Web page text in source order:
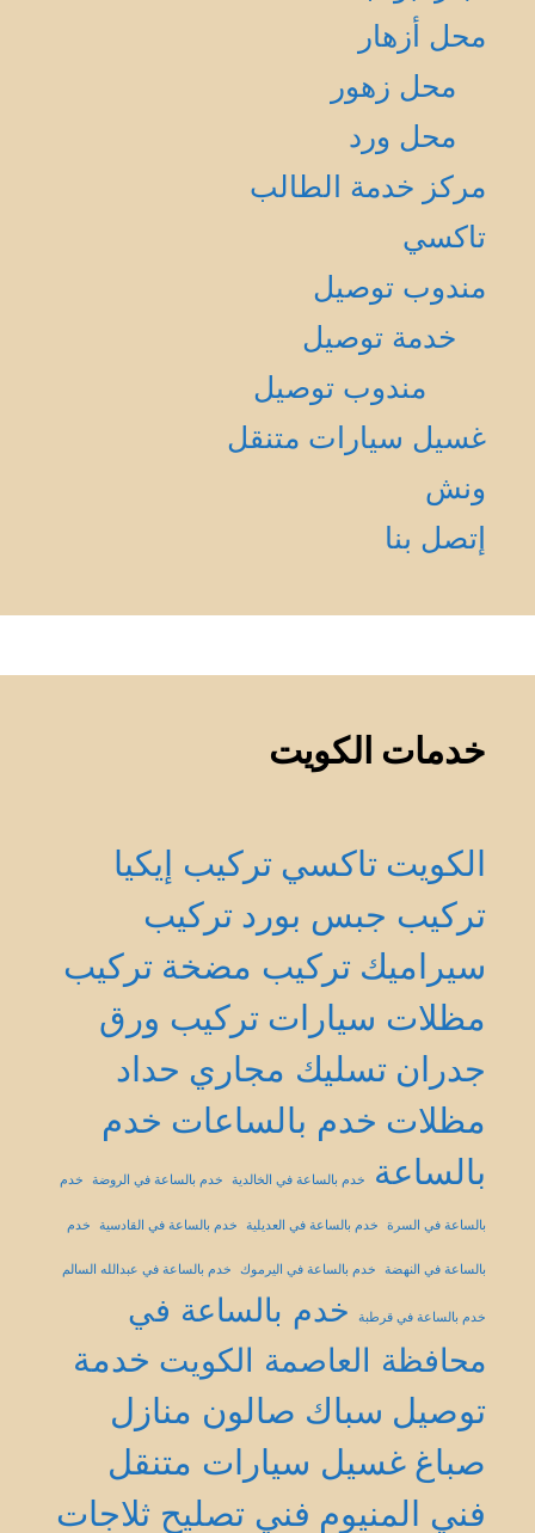
محل أزهار
محل زهور
محل ورد
مركز خدمة الطالب
تاكسي
مندوب توصيل
خدمة توصيل
مندوب توصيل
غسيل سيارات متنقل
ونش
إتصل بنا
خدمات الكويت
الكويت تاكسي تركيب إيكيا
تركيب جبس بورد تركيب
سيراميك تركيب مضخة تركيب
مظلات سيارات تركيب ورق
جدران تسليك مجاري حداد
مظلات خدم بالساعات خدم
بالساعة
خدم بالساعة في الخالدية خدم بالساعة في الروضة خدم
بالساعة في السرة خدم بالساعة في العديلية خدم بالساعة في القادسية خدم
بالساعة في النهضة خدم بالساعة في اليرموك خدم بالساعة في عبدالله السالم
خدم بالساعة في قرطبة
خدم بالساعة في
محافظة العاصمة الكويت خدمة
توصيل سباك صالون منازل
صباغ غسيل سيارات متنقل
فني المنيوم فني تصليح ثلاجات